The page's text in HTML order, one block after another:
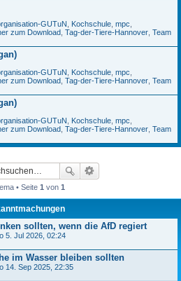
GUTuN, Kochschule, mpc,
zum Download, Tag-der-Tiere-Hannover, Team
GUTuN, Kochschule, mpc,
zum Download, Tag-der-Tiere-Hannover, Team
GUTuN, Kochschule, mpc,
zum Download, Tag-der-Tiere-Hannover, Team
• Seite 1 von 1
sollten, wenn die AfD regiert
5. Jul 2026, 02:24
im Wasser bleiben sollten
14. Sep 2025, 22:35